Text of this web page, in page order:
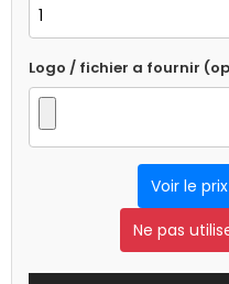
Logo / fichier a fournir
Voir le
Ne pas